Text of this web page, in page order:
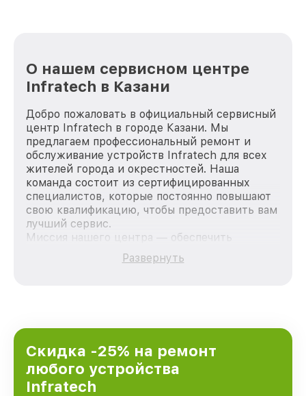
О нашем сервисном центре
Infratech в Казани
Добро пожаловать в официальный сервисный
центр Infratech в городе Казани. Мы
предлагаем профессиональный ремонт и
обслуживание устройств Infratech для всех
жителей города и окрестностей. Наша
команда состоит из сертифицированных
специалистов, которые постоянно повышают
свою квалификацию, чтобы предоставить вам
лучший сервис.
Миссия нашего центра — обеспечить
качественный и доступный ремонт для
каждого пользователя продукции Infratech,
городе Казани, постоянно повышая уровень
доверия и лояльности наших клиентов.
Развернуть
Скидка -25% на ремонт
любого устройства
Infratech